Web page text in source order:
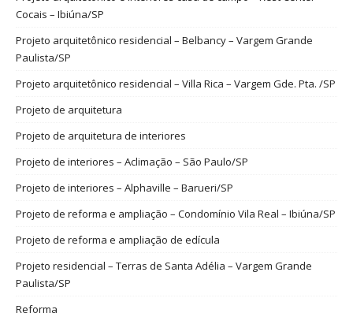
Cocais – Ibiúna/SP
Projeto arquitetônico residencial – Belbancy – Vargem Grande
Paulista/SP
Projeto arquitetônico residencial – Villa Rica – Vargem Gde. Pta. /SP
Projeto de arquitetura
Projeto de arquitetura de interiores
Projeto de interiores – Aclimação – São Paulo/SP
Projeto de interiores – Alphaville – Barueri/SP
Projeto de reforma e ampliação – Condomínio Vila Real – Ibiúna/SP
Projeto de reforma e ampliação de edícula
Projeto residencial – Terras de Santa Adélia – Vargem Grande
Paulista/SP
Reforma